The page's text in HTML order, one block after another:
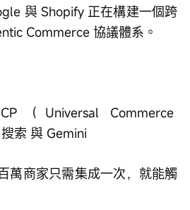
與 Shopify 正在構建一個跨
Commerce 協議體系。
（Universal Commerce
索 與 Gemini
萬商家只需集成一次，就能觸